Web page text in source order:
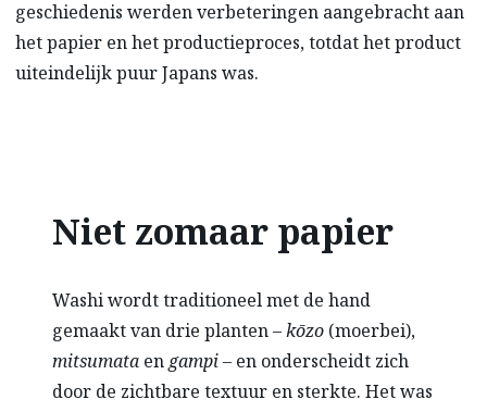
geschiedenis werden verbeteringen aangebracht aan
het papier en het productieproces, totdat het product
uiteindelijk puur Japans was.
Niet zomaar papier
Washi wordt traditioneel met de hand
gemaakt van drie planten –kōzo (moerbei),
mitsumata en gampi– en onderscheidt zich
door de zichtbare textuur en sterkte. Het was